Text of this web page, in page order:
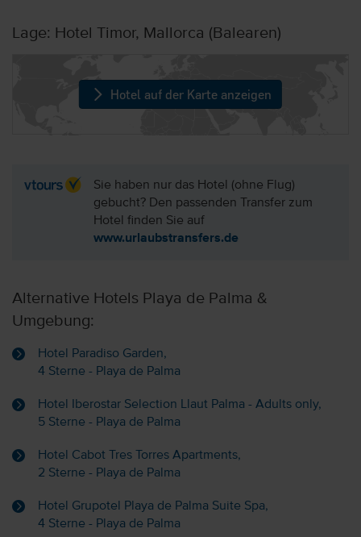
Lage: Hotel Timor, Mallorca (Balearen)
Hotel auf der Karte anzeigen
Sie haben nur das Hotel (ohne Flug)
gebucht? Den passenden Transfer zum
Hotel finden Sie auf
www.urlaubstransfers.de
Alternative Hotels Playa de Palma &
Umgebung:
Hotel Paradiso Garden,
4 Sterne - Playa de Palma
Hotel Iberostar Selection Llaut Palma - Adults only,
5 Sterne - Playa de Palma
Hotel Cabot Tres Torres Apartments,
2 Sterne - Playa de Palma
Hotel Grupotel Playa de Palma Suite Spa,
4 Sterne - Playa de Palma